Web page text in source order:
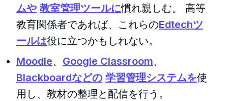
ムや 教室管理ツールに慣れ親しむ。 高等
教育関係者であれば、これらのEdtechツ
ールは役に立つかもしれない。
Moodle、 Google Classroom、
Blackboardなどの 学習管理システムを使
用し、教材の整理と配信を行う。